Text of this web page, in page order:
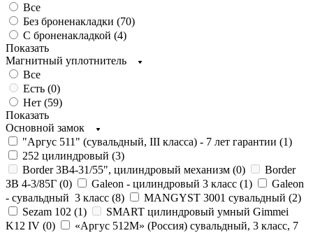
Все
Без броненакладки (70)
С броненакладкой (4)
Показать
Магнитный уплотнитель
Все
Есть (0)
Нет (59)
Показать
Основной замок
"Аргус 511" (сувальдный, III класса) - 7 лет гарантии (1)
252 цилиндровый (3)
Border 3В4-31/55", цилиндровый механизм (0)
Border
ЗВ 4-3/85Г (0) Galeon - цилиндровый 3 класс (1)
Galeon
- сувальдный 3 класс (8) MANGYST 3001 сувальдный (2)
Sezam 102 (1)
SMART цилиндровый умный Gimmei
K12 IV (0)
«Аргус 512М» (Россия) сувальдный, 3 класс, 7